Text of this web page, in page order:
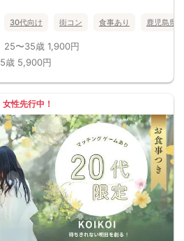
30代向け 街コン 食事あり 鹿児島県
25〜35歳 1,900円
歳 5,900円
女性先行中！